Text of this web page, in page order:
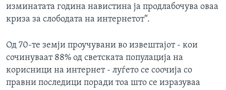
изминатата година навистина ја продлабочува оваа
криза за слободата на интернетот“.
Од 70-те земји проучувани во извештајот - кои
сочинуваат 88% од светската популација на
корисници на интернет - луѓето се соочија со
правни последици поради тоа што се изразуваа